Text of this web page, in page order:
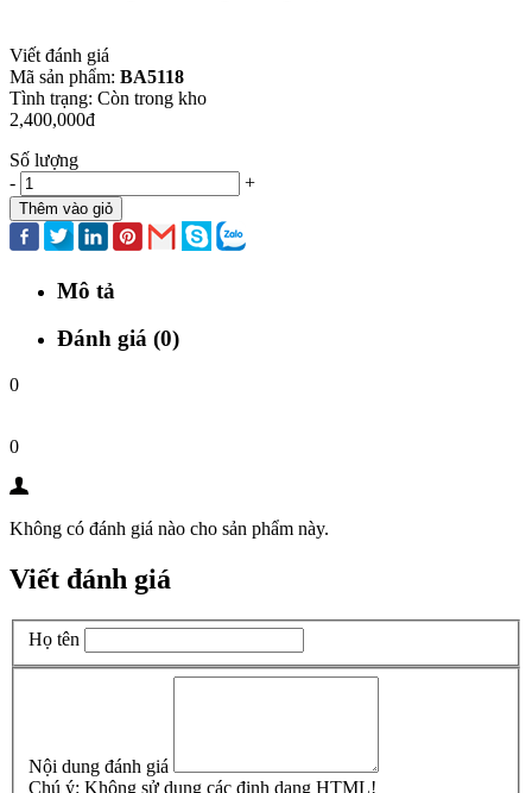
Viết đánh giá
Mã sản phẩm: BA5118
Tình trạng: Còn trong kho
2,400,000đ
Số lượng
-
+
Thêm vào giỏ
Mô tả
Đánh giá (0)
0
0
Không có đánh giá nào cho sản phẩm này.
Viết đánh giá
Họ tên
Nội dung đánh giá
Chú ý: Không sử dụng các định dạng HTML!